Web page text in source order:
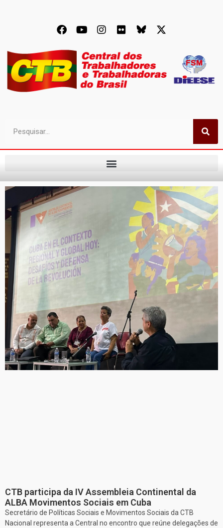
CTB participa da IV Assembleia Continental da
ALBA Movimentos Sociais em Cuba
Secretário de Políticas Sociais e Movimentos Sociais da CTB
Nacional representa a Central no encontro que reúne delegações de